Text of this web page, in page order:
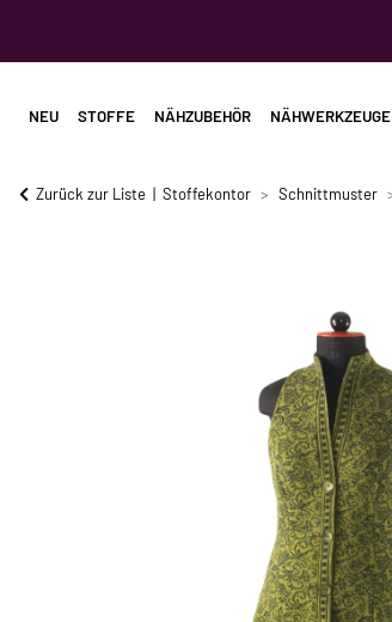
NEU STOFFE NÄHZUBEHÖR NÄHWERKZEUGE
Zurück zur Liste Stoffekontor Schnittmuster